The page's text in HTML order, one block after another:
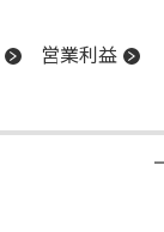
営業利益